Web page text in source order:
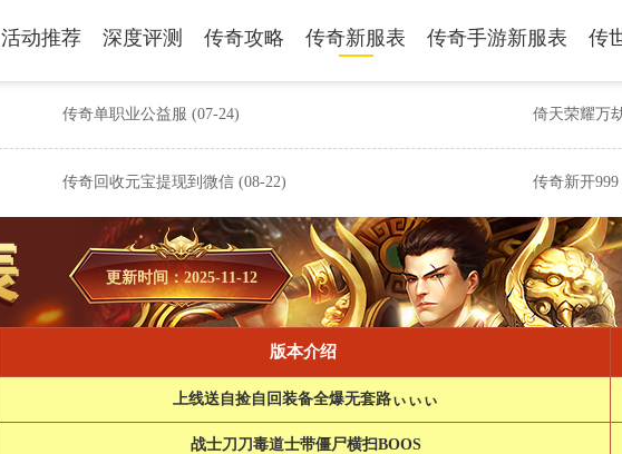
活动推荐 深度评测 传奇攻略 传奇新服表 传奇手游新服表 传
传奇单职业公益服 (07-24) 倚天荣耀万
传奇回收元宝提现到微信 (08-22) 传奇新开999
更新时间：2025-11-12
版本介绍
上线送自捡自回装备全爆无套路ぃぃぃ
战士刀刀毒道士带僵尸横扫BOOS